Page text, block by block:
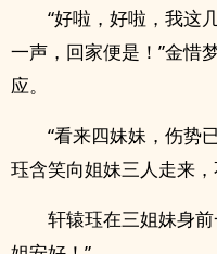
“好啦，好啦，我这
一声，回家便是！”金惜
应。
“看来四妹妹，伤势
珏含笑向姐妹三人走来，
轩辕珏在三姐妹身